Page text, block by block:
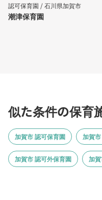
認可保育園 /石川県加賀市
潮津保育園
似た条件の保育
加賀市 認可保育園 加賀
加賀市 認可外保育園 加